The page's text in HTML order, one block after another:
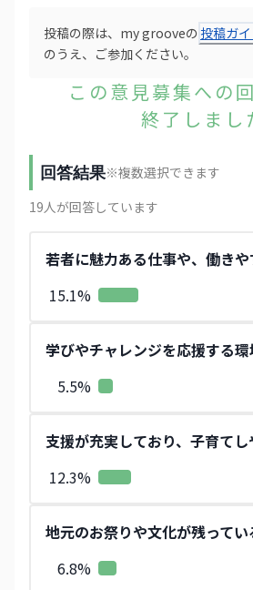
投稿の際は、my grooveの 投稿ガ
のうえ、ご参加ください。
この意見募集への
終了しまし
回答結果※複数選択できます
19人が回答しています
若者に魅力ある仕事や、働き
15.1%
学びやチャレンジを応援する環
5.5%
支援が充実しており、子育てし
12.3%
地元のお祭りや文化が残ってい
6.8%